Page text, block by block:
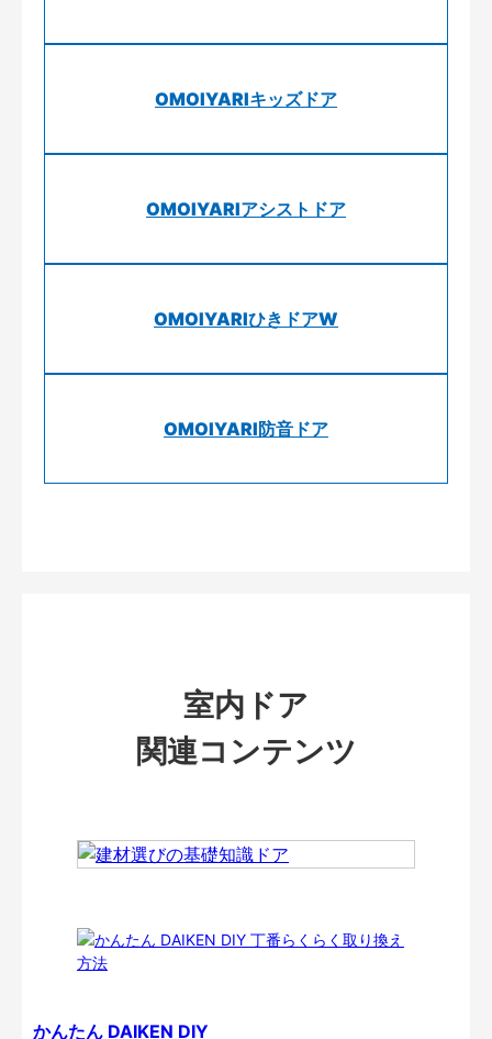
OMOIYARIキッズドア
OMOIYARIアシストドア
OMOIYARIひきドアW
OMOIYARI防音ドア
室内ドア
関連コンテンツ
かんたん DAIKEN DIY